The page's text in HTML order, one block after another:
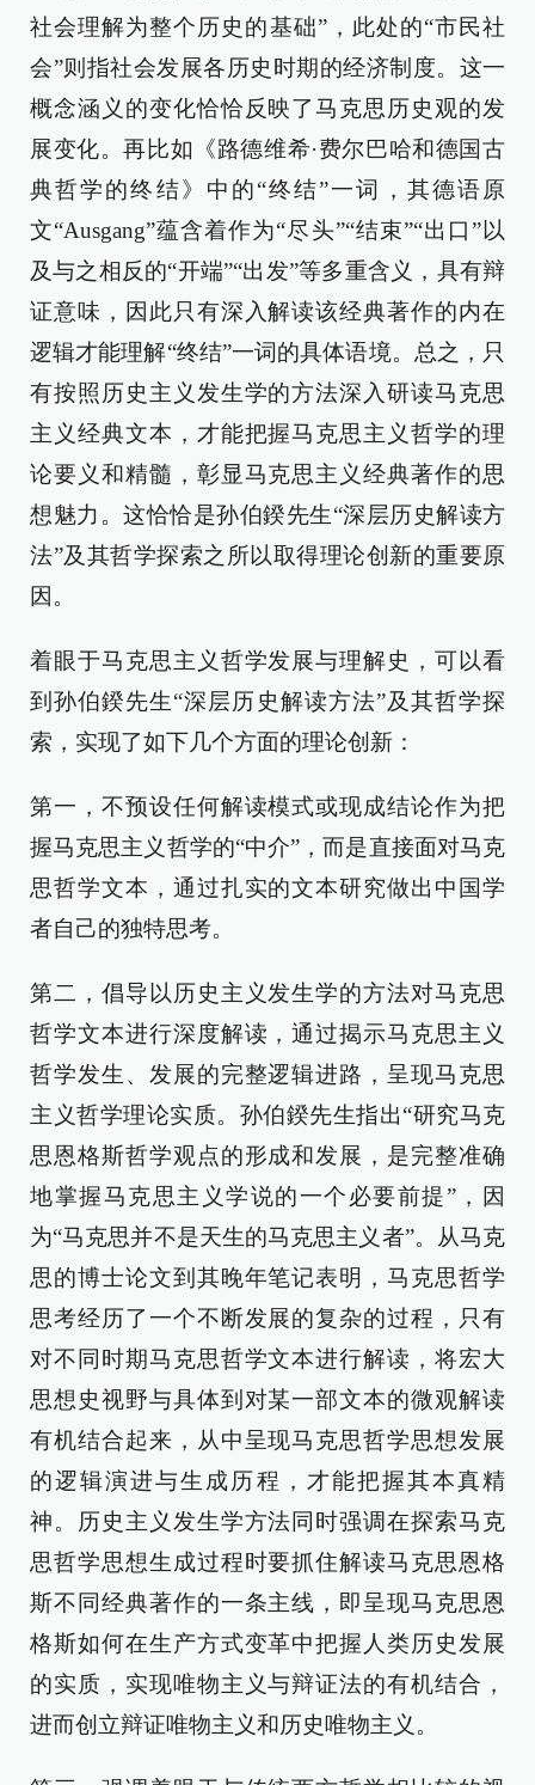
社会理解为整个历史的基础”，此处的“市民社
会”则指社会发展各历史时期的经济制度。这一
概念涵义的变化恰恰反映了马克思历史观的发
展变化。再比如《路德维希·费尔巴哈和德国古
典哲学的终结》中的“终结”一词，其德语原
文“Ausgang”蕴含着作为“尽头”“结束”“出口”以
及与之相反的“开端”“出发”等多重含义，具有辩
证意味，因此只有深入解读该经典著作的内在
逻辑才能理解“终结”一词的具体语境。总之，只
有按照历史主义发生学的方法深入研读马克思
主义经典文本，才能把握马克思主义哲学的理
论要义和精髓，彰显马克思主义经典著作的思
想魅力。这恰恰是孙伯鍨先生“深层历史解读方
法”及其哲学探索之所以取得理论创新的重要原
因。
着眼于马克思主义哲学发展与理解史，可以看
到孙伯鍨先生“深层历史解读方法”及其哲学探
索，实现了如下几个方面的理论创新：
第一，不预设任何解读模式或现成结论作为把
握马克思主义哲学的“中介”，而是直接面对马克
思哲学文本，通过扎实的文本研究做出中国学
者自己的独特思考。
第二，倡导以历史主义发生学的方法对马克思
哲学文本进行深度解读，通过揭示马克思主义
哲学发生、发展的完整逻辑进路，呈现马克思
主义哲学理论实质。孙伯鍨先生指出“研究马克
思恩格斯哲学观点的形成和发展，是完整准确
地掌握马克思主义学说的一个必要前提”，因
为“马克思并不是天生的马克思主义者”。从马克
思的博士论文到其晚年笔记表明，马克思哲学
思考经历了一个不断发展的复杂的过程，只有
对不同时期马克思哲学文本进行解读，将宏大
思想史视野与具体到对某一部文本的微观解读
有机结合起来，从中呈现马克思哲学思想发展
的逻辑演进与生成历程，才能把握其本真精
神。历史主义发生学方法同时强调在探索马克
思哲学思想生成过程时要抓住解读马克思恩格
斯不同经典著作的一条主线，即呈现马克思恩
格斯如何在生产方式变革中把握人类历史发展
的实质，实现唯物主义与辩证法的有机结合，
进而创立辩证唯物主义和历史唯物主义。